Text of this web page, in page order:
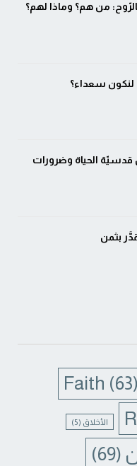
من هم؟ وماذا لهم؟
سعداء؟
قدسيّة الحياة وضرورات
بثمن
Faith (63)
الأخلاق (5)
(69)